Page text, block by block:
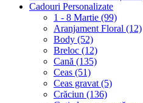
Cadouri Personalizate
1 - 8 Martie (99)
Aranjament Floral (12)
Body (52)
Breloc (12)
Cană (135)
Ceas (51)
Ceas gravat (5)
Crăciun (136)